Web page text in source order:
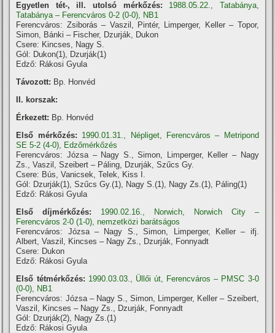
Egyetlen tét-, ill. utolsó mérkőzés:
1988.05.22., Tatabánya,
Tatabánya – Ferencváros 0-2 (0-0), NB1
Ferencváros: Zsiborás – Vaszil, Pintér, Limperger, Keller – Topor,
Simon, Bánki – Fischer, Dzurják, Dukon
Csere: Kincses, Nagy S.
Gól: Dukon(1), Dzurják(1)
Edző: Rákosi Gyula
Távozott: Bp. Honvéd
II. korszak:
Érkezett: Bp. Honvéd
Első mérkőzés: 1990.01.31., Népliget, Ferencváros – Metripond
SE 5-2 (4-0), Edzőmérkőzés
Ferencváros: Józsa – Nagy S., Simon, Limperger, Keller – Nagy
Zs., Vaszil, Szeibert – Páling, Dzurják, Szűcs Gy.
Csere: Bús, Vanicsek, Telek, Kiss I.
Gól: Dzurják(1), Szűcs Gy.(1), Nagy S.(1), Nagy Zs.(1), Páling(1)
Edző: Rákosi Gyula
Első díjmérkőzés:
1990.02.16., Norwich, Norwich City –
Ferencváros 2-0 (1-0), nemzetközi barátságos
Ferencváros: Józsa – Nagy S., Simon, Limperger, Keller – ifj.
Albert, Vaszil, Kincses – Nagy Zs., Dzurják, Fonnyadt
Csere: Dukon
Edző: Rákosi Gyula
Első tétmérkőzés: 1990.03.03., Üllői út, Ferencváros – PMSC 3-0
(0-0), NB1
Ferencváros: Józsa – Nagy S., Simon, Limperger, Keller – Szeibert,
Vaszil, Kincses – Nagy Zs., Dzurják, Fonnyadt
Gól: Dzurják(2), Nagy Zs.(1)
Edző: Rákosi Gyula